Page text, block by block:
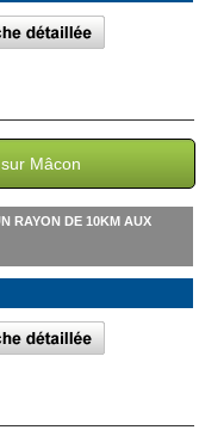
Mâcon
RAYON DE 10KM AUX